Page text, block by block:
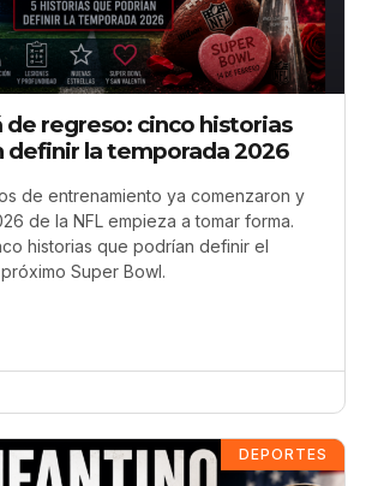
de regreso: cinco historias
definir la temporada 2026
de entrenamiento ya comenzaron y
de la NFL empieza a tomar forma.
historias que podrían definir el
Super Bowl.
DEPORTES